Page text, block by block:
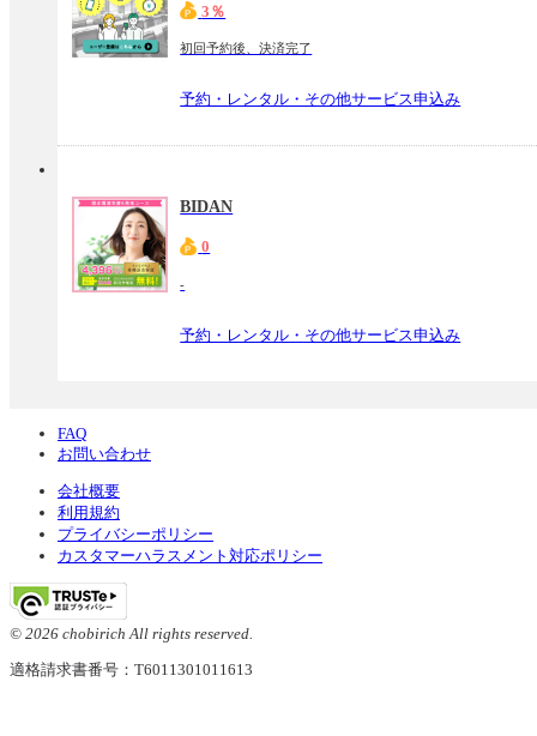
3％
初回予約後、決済完了
予約・レンタル・その他サービス申込み
BIDAN
0
-
予約・レンタル・その他サービス申込み
FAQ
お問い合わせ
会社概要
利用規約
プライバシーポリシー
カスタマーハラスメント対応ポリシー
© 2026 chobirich All rights reserved.
適格請求書番号：T6011301011613